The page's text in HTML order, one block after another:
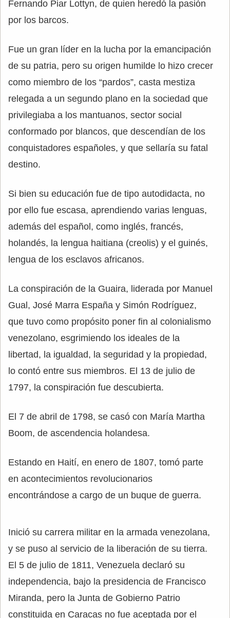
Fernando Piar Lottyn, de quien heredó la pasión
por los barcos.
Fue un gran líder en la lucha por la emancipación
de su patria, pero su origen humilde lo hizo crecer
como miembro de los “pardos”, casta mestiza
relegada a un segundo plano en la sociedad que
privilegiaba a los mantuanos, sector social
conformado por blancos, que descendían de los
conquistadores españoles, y que sellaría su fatal
destino.
Si bien su educación fue de tipo autodidacta, no
por ello fue escasa, aprendiendo varias lenguas,
además del español, como inglés, francés,
holandés, la lengua haitiana (creolis) y el guinés,
lengua de los esclavos africanos.
La conspiración de la Guaira, liderada por Manuel
Gual, José Marra España y Simón Rodríguez,
que tuvo como propósito poner fin al colonialismo
venezolano, esgrimiendo los ideales de la
libertad, la igualdad, la seguridad y la propiedad,
lo contó entre sus miembros. El 13 de julio de
1797, la conspiración fue descubierta.
El 7 de abril de 1798, se casó con María Martha
Boom, de ascendencia holandesa.
Estando en Haití, en enero de 1807, tomó parte
en acontecimientos revolucionarios
encontrándose a cargo de un buque de guerra.
Inició su carrera militar en la armada venezolana,
y se puso al servicio de la liberación de su tierra.
El 5 de julio de 1811, Venezuela declaró su
independencia, bajo la presidencia de Francisco
Miranda, pero la Junta de Gobierno Patrio
constituida en Caracas no fue aceptada por el